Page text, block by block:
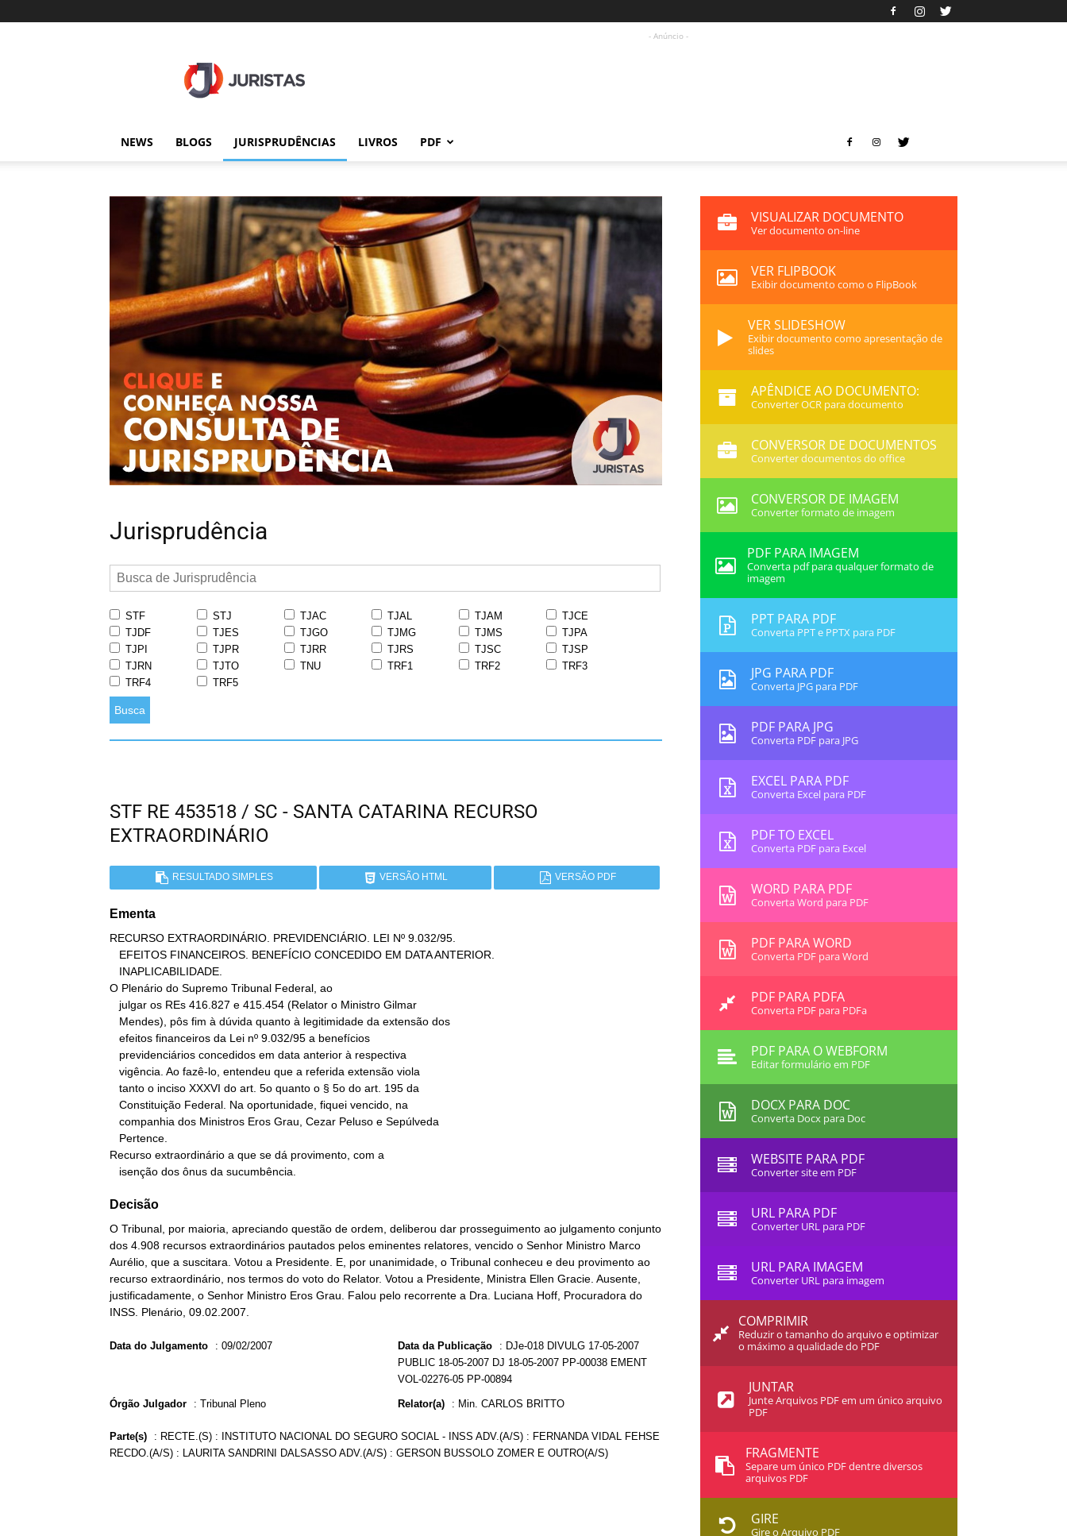
- Anúncio -
NEWS BLOGS JURISPRUDÊNCIAS LIVROS PDF
Jurisprudência
STF STJ TJAC TJAL TJAM
TJCE
TJDF
TJES TJGO TJMG TJMS
TJPA
TJPI
TJPR TJRR TJRS TJSC
TJSP
TJRN
TJTO TNU TRF1 TRF2
TRF3
TRF4
TRF5
Busca
STF RE 453518 / SC - SANTA CATARINA RECURSO
EXTRAORDINÁRIO
RESULTADO SIMPLES VERSÃO HTML VERSÃO PDF
Ementa
RECURSO EXTRAORDINÁRIO. PREVIDENCIÁRIO. LEI Nº 9.032/95.
O Plenário do Supremo Tribunal Federal, ao
Recurso extraordinário a que se dá provimento, com a
   isenção dos ônus da sucumbência.
Decisão
O Tribunal, por maioria, apreciando questão de ordem, deliberou dar prosseguimento ao julgamento conjunto
dos 4.908 recursos extraordinários pautados pelos eminentes relatores, vencido o Senhor Ministro Marco
Aurélio, que a suscitara. Votou a Presidente. E, por unanimidade, o Tribunal conheceu e deu provimento ao
recurso extraordinário, nos termos do voto do Relator. Votou a Presidente, Ministra Ellen Gracie. Ausente,
justificadamente, o Senhor Ministro Eros Grau. Falou pelo recorrente a Dra. Luciana Hoff, Procuradora do
INSS. Plenário, 09.02.2007.
Data do Julgamento : 09/02/2007 Data da Publicação : DJe-018 DIVULG 17-05-2007
PUBLIC 18-05-2007 DJ 18-05-2007 PP-00038 EMENT
VOL-02276-05 PP-00894
Órgão Julgador : Tribunal Pleno Relator(a) : Min. CARLOS BRITTO
Parte(s) : RECTE.(S) : INSTITUTO NACIONAL DO SEGURO SOCIAL - INSS ADV.(A/S) : FERNANDA VIDAL FEHSE
RECDO.(A/S) : LAURITA SANDRINI DALSASSO ADV.(A/S) : GERSON BUSSOLO ZOMER E OUTRO(A/S)
VISUALIZAR DOCUMENTO
Ver documento on-line
VER FLIPBOOK
Exibir documento como o FlipBook
VER SLIDESHOW
Exibir documento como apresentação de
slides
APÊNDICE AO DOCUMENTO:
Converter OCR para documento
CONVERSOR DE DOCUMENTOS
Converter documentos do office
CONVERSOR DE IMAGEM
Converter formato de imagem
PDF PARA IMAGEM
Converta pdf para qualquer formato de
imagem
PPT PARA PDF
Converta PPT e PPTX para PDF
JPG PARA PDF
Converta JPG para PDF
PDF PARA JPG
Converta PDF para JPG
EXCEL PARA PDF
Converta Excel para PDF
PDF TO EXCEL
Converta PDF para Excel
WORD PARA PDF
Converta Word para PDF
PDF PARA WORD
Converta PDF para Word
PDF PARA PDFA
Converta PDF para PDFa
PDF PARA O WEBFORM
Editar formulário em PDF
DOCX PARA DOC
Converta Docx para Doc
WEBSITE PARA PDF
Converter site em PDF
URL PARA PDF
Converter URL para PDF
URL PARA IMAGEM
Converter URL para imagem
COMPRIMIR
Reduzir o tamanho do arquivo e optimizar
o máximo a qualidade do PDF
JUNTAR
Junte Arquivos PDF em um único arquivo
PDF
FRAGMENTE
Separe um único PDF dentre diversos
arquivos PDF
GIRE
Gire o Arquivo PDF